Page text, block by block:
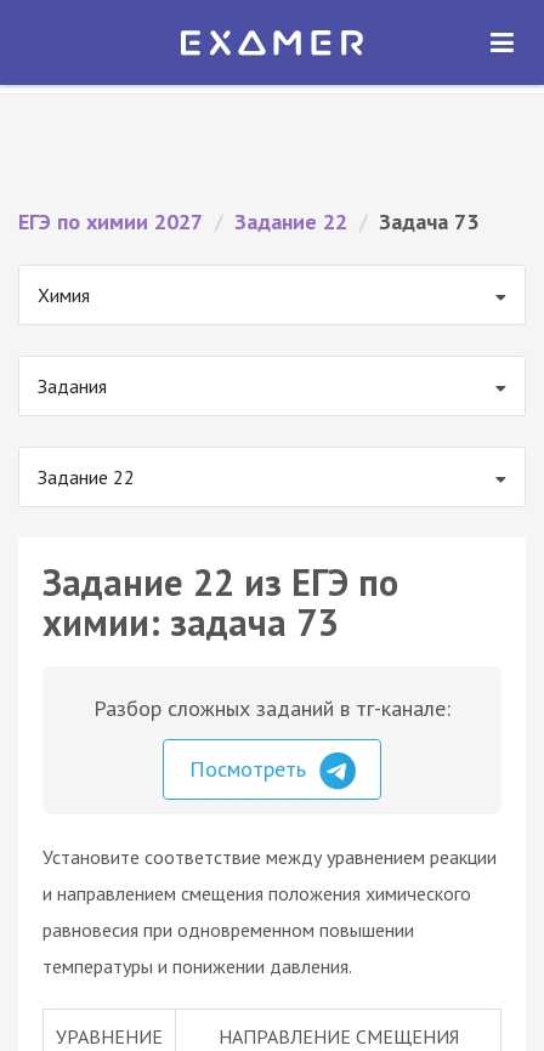
Экзамер — ЕГЭ 2027
ОТКРЫТЬ
ЕГЭ по химии 2027 / Задание 22 / Задача 73
Химия
Задания
Задание 22
Задание 22 из ЕГЭ по
химии: задача 73
Разбор сложных заданий в тг-канале:
Посмотреть
Установите соответствие между уравнением реакции
и направлением смещения положения химического
равновесия при одновременном повышении
температуры и понижении давления.
УРАВНЕНИЕ
НАПРАВЛЕНИЕ СМЕЩЕНИЯ